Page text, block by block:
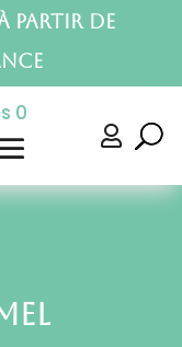
partir de
0
